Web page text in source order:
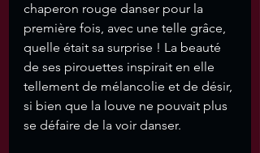
chaperon rouge danser pour la
première fois, avec une telle grâce,
quelle était sa surprise ! La beauté
de ses pirouettes inspirait en elle
tellement de mélancolie et de désir,
si bien que la louve ne pouvait plus
se défaire de la voir danser.